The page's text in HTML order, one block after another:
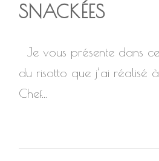
SNACKÉES
Je vous présente dans
du risotto que j’ai réalisé
Chef...